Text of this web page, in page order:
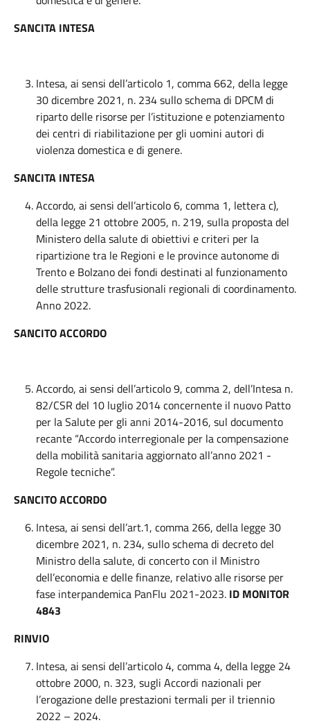
SANCITA INTESA
Intesa, ai sensi dell’articolo 1, comma 662, della legge
30 dicembre 2021, n. 234 sullo schema di DPCM di
riparto delle risorse per l’istituzione e potenziamento
dei centri di riabilitazione per gli uomini autori di
violenza domestica e di genere.
SANCITA INTESA
Accordo, ai sensi dell’articolo 6, comma 1, lettera c),
della legge 21 ottobre 2005, n. 219, sulla proposta del
Ministero della salute di obiettivi e criteri per la
ripartizione tra le Regioni e le province autonome di
Trento e Bolzano dei fondi destinati al funzionamento
delle strutture trasfusionali regionali di coordinamento.
Anno 2022.
SANCITO ACCORDO
Accordo, ai sensi dell’articolo 9, comma 2, dell’Intesa n.
82/CSR del 10 luglio 2014 concernente il nuovo Patto
per la Salute per gli anni 2014-2016, sul documento
recante “Accordo interregionale per la compensazione
della mobilità sanitaria aggiornato all’anno 2021 -
Regole tecniche”.
SANCITO ACCORDO
Intesa, ai sensi dell’art.1, comma 266, della legge 30
dicembre 2021, n. 234, sullo schema di decreto del
Ministro della salute, di concerto con il Ministro
dell’economia e delle finanze, relativo alle risorse per
fase interpandemica PanFlu 2021-2023. ID MONITOR
4843
RINVIO
Intesa, ai sensi dell’articolo 4, comma 4, della legge 24
ottobre 2000, n. 323, sugli Accordi nazionali per
l’erogazione delle prestazioni termali per il triennio
2022 – 2024.